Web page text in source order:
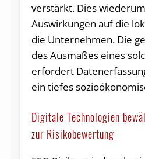
verstärkt. Dies
Auswirkungen auf die
die Unternehmen. Die
des Ausmaßes eines
erfordert
ein tiefes
Digitale Technologien
zur Risikobewertung